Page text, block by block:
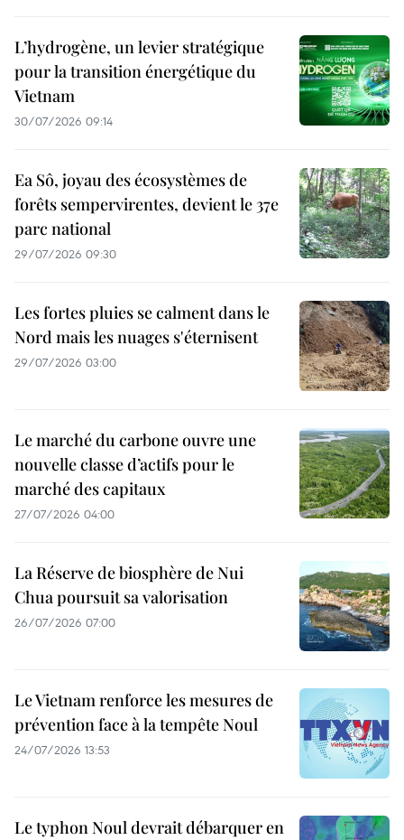
L’hydrogène, un levier stratégique
pour la transition énergétique du
Vietnam
30/07/2026 09:14
Ea Sô, joyau des écosystèmes de
forêts sempervirentes, devient le 37e
parc national
29/07/2026 09:30
Les fortes pluies se calment dans le
Nord mais les nuages s'éternisent
29/07/2026 03:00
Le marché du carbone ouvre une
nouvelle classe d’actifs pour le
marché des capitaux
27/07/2026 04:00
La Réserve de biosphère de Nui
Chua poursuit sa valorisation
26/07/2026 07:00
Le Vietnam renforce les mesures de
prévention face à la tempête Noul
24/07/2026 13:53
Le typhon Noul devrait débarquer en